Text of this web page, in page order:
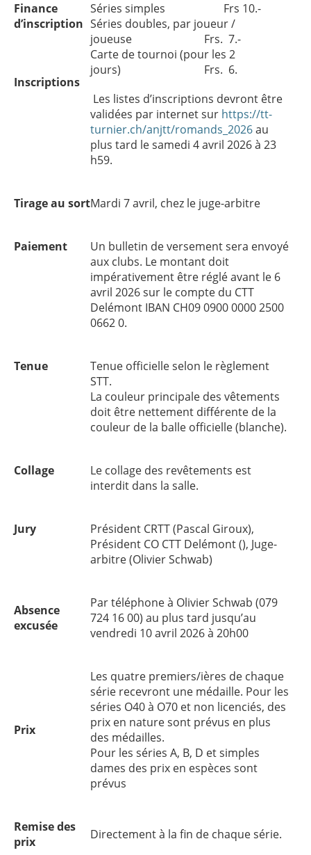
Finance
d’inscription
Inscriptions
Séries simples Frs 10.-
Séries doubles, par joueur /
joueuse Frs. 7.-
Carte de tournoi (pour les 2
jours) Frs. 6.
Les listes d’inscriptions devront être
validées par internet sur https://tt-
turnier.ch/anjtt/romands_2026au
plus tard le samedi 4 avril 2026 à 23
h59.
Tirage au sortMardi 7 avril, chez le juge-arbitre
Paiement
Un bulletin de versement sera envoyé
aux clubs. Le montant doit
impérativement être réglé avant le 6
avril 2026 sur le compte du CTT
Delémont IBAN CH09 0900 0000 2500
0662 0.
Tenue
Tenue officielle selon le règlement
STT.
La couleur principale des vêtements
doit être nettement différente de la
couleur de la balle officielle (blanche).
Collage
Le collage des revêtements est
interdit dans la salle.
Jury
Président CRTT (Pascal Giroux),
Président CO CTT Delémont (), Juge-
arbitre (Olivier Schwab)
Absence
excusée
Par téléphone à Olivier Schwab (079
724 16 00) au plus tard jusqu’au
vendredi 10 avril 2026 à 20h00
Prix
Les quatre premiers/ières de chaque
série recevront une médaille. Pour les
séries O40 à O70 et non licenciés, des
prix en nature sont prévus en plus
des médailles.
Pour les séries A, B, D et simples
dames des prix en espèces sont
prévus
Remise des
prix
Directement à la fin de chaque série.